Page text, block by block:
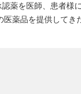
薬を医師、患者様
薬品を提供してき